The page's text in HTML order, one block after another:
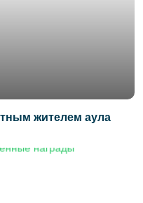
жителем аула